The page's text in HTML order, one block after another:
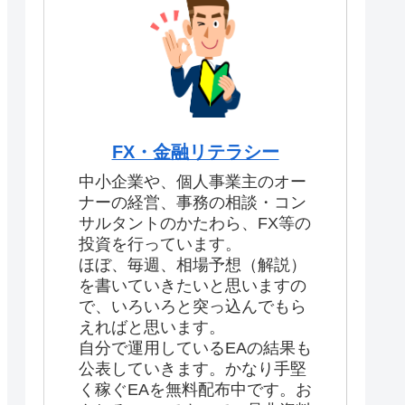
FX・金融リテラシー
中小企業や、個人事業主のオー
ナーの経営、事務の相談・コン
サルタントのかたわら、FX等の
投資を行っています。
ほぼ、毎週、相場予想（解説）
を書いていきたいと思いますの
で、いろいろと突っ込んでもら
えればと思います。
自分で運用しているEAの結果も
公表していきます。かなり手堅
く稼ぐEAを無料配布中です。お